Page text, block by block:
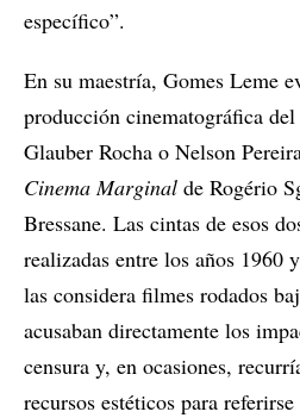
específico”.
En su maestría, Gomes Leme
producción cinematográfica del
Glauber Rocha o Nelson
Cinema Marginal de Rogério
Bressane. Las cintas de esos
realizadas entre los años 1960
las considera filmes rodados
acusaban directamente los
censura y, en ocasiones,
recursos estéticos para